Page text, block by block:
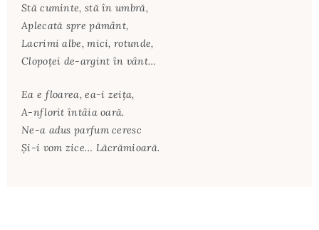
Stă cuminte, stă în umbră,
Aplecată spre pământ,
Lacrimi albe, mici, rotunde,
Clopoţei de-argint în vânt…
Ea e floarea, ea-i zeiţa,
A-nflorit întâia oară.
Ne-a adus parfum ceresc
Şi-i vom zice… Lăcrămioară.